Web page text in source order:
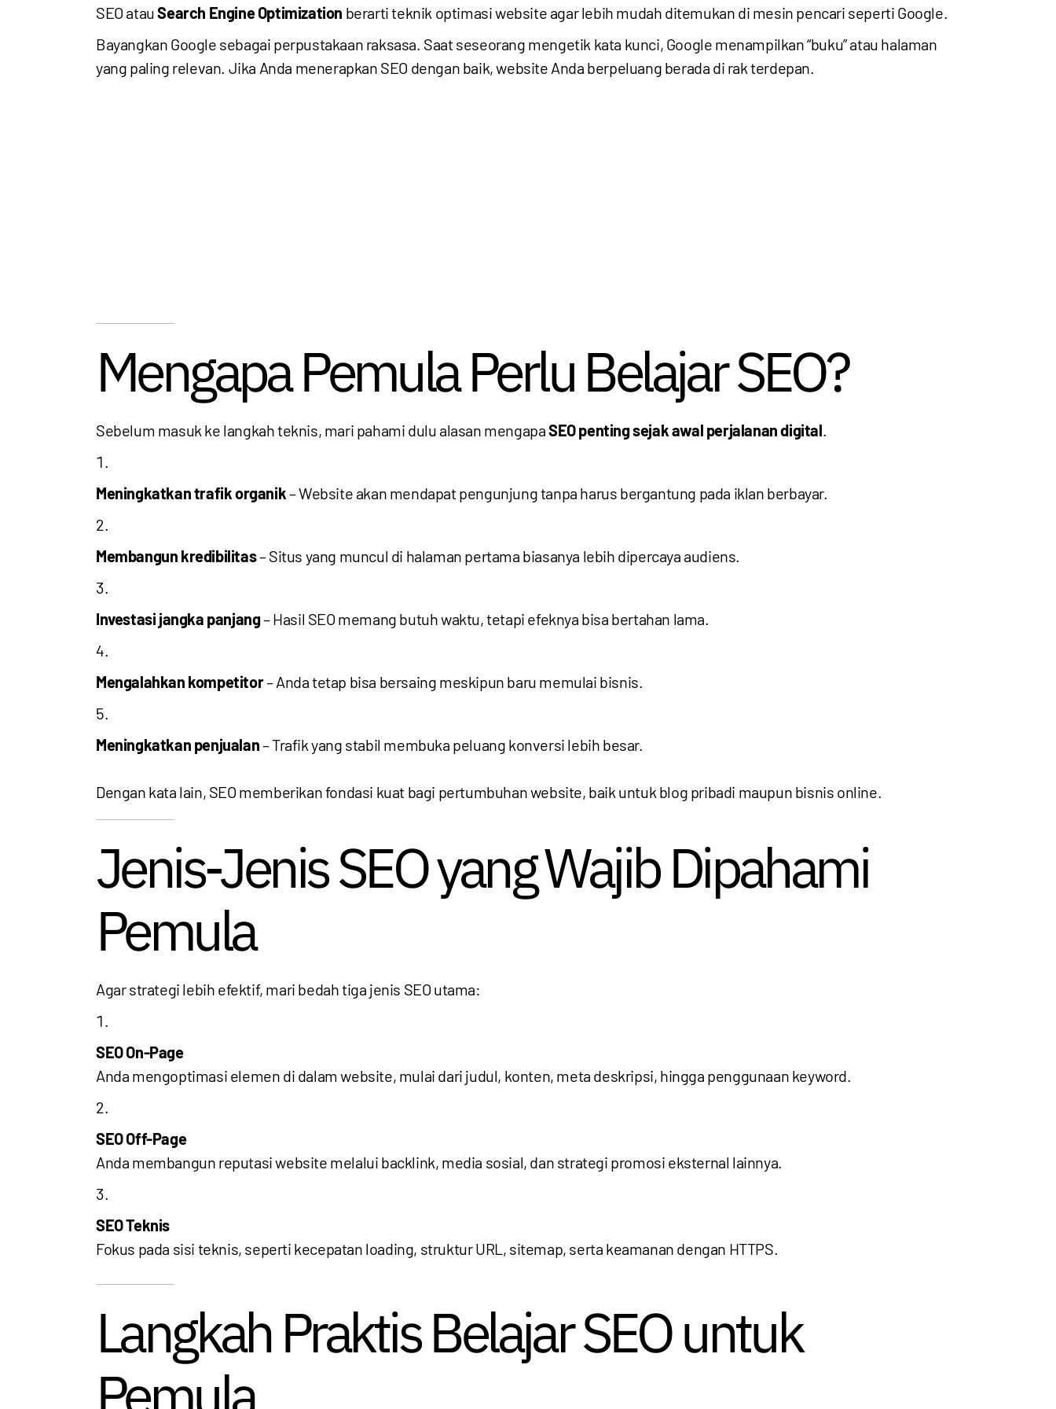
SEO atauSearch Engine Optimization berarti teknik optimasi website agar lebih mudah ditemukan di mesin pencari seperti Google.
Bayangkan Google sebagai perpustakaan raksasa. Saat seseorang mengetik kata kunci, Google menampilkan “buku” atau halaman
yang paling relevan. Jika Anda menerapkan SEO dengan baik, website Anda berpeluang berada di rak terdepan.
Mengapa Pemula Perlu Belajar SEO?
Sebelum masuk ke langkah teknis, mari pahami dulu alasan mengapaSEO penting sejak awal perjalanan digital
Meningkatkan trafik organik– Website akan mendapat pengunjung tanpa harus bergantung pada iklan berbayar.
Membangun kredibilitas– Situs yang muncul di halaman pertama biasanya lebih dipercaya audiens.
Investasi jangka panjang– Hasil SEO memang butuh waktu, tetapi efeknya bisa bertahan lama.
Mengalahkan kompetitor– Anda tetap bisa bersaing meskipun baru memulai bisnis.
Meningkatkan penjualan– Trafik yang stabil membuka peluang konversi lebih besar.
Dengan kata lain, SEO memberikan fondasi kuat bagi pertumbuhan website, baik untuk blog pribadi maupun bisnis online.
Jenis-Jenis SEO yang Wajib Dipahami
Pemula
Agar strategi lebih efektif, mari bedah tiga jenis SEO utama:
SEO On-Page
Anda mengoptimasi elemen di dalam website, mulai dari judul, konten, meta deskripsi, hingga penggunaan keyword.
SEO Off-Page
Anda membangun reputasi website melalui backlink, media sosial, dan strategi promosi eksternal lainnya.
SEO Teknis
Fokus pada sisi teknis, seperti kecepatan loading, struktur URL, sitemap, serta keamanan dengan HTTPS.
Langkah Praktis Belajar SEO untuk
Pemula